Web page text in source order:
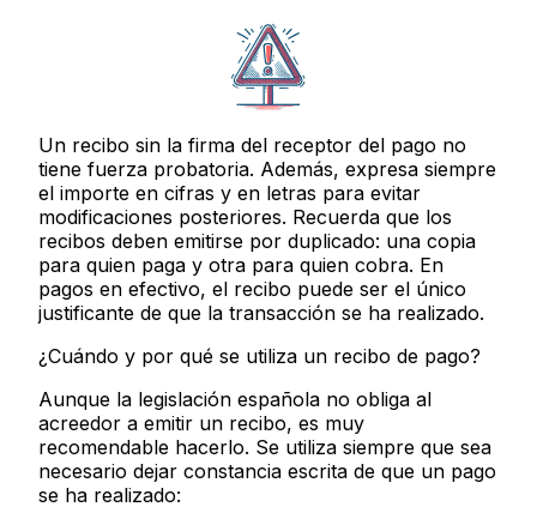
Un recibo sin la firma del receptor del pago no
tiene fuerza probatoria. Además, expresa siempre
el importe en cifras y en letras para evitar
modificaciones posteriores. Recuerda que los
recibos deben emitirse por duplicado: una copia
para quien paga y otra para quien cobra. En
pagos en efectivo, el recibo puede ser el único
justificante de que la transacción se ha realizado.
¿Cuándo y por qué se utiliza un recibo de pago?
Aunque la legislación española no obliga al
acreedor a emitir un recibo, es muy
recomendable hacerlo. Se utiliza siempre que sea
necesario dejar constancia escrita de que un pago
se ha realizado: